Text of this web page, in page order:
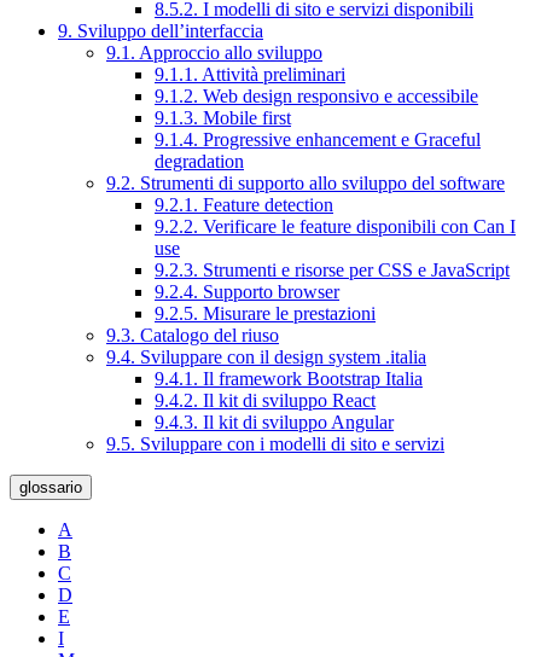
8.5.2. I modelli di sito e servizi disponibili
9. Sviluppo dell’interfaccia
9.1. Approccio allo sviluppo
9.1.1. Attività preliminari
9.1.2. Web design responsivo e accessibile
9.1.3. Mobile first
9.1.4. Progressive enhancement e Graceful
degradation
9.2. Strumenti di supporto allo sviluppo del software
9.2.1. Feature detection
9.2.2. Verificare le feature disponibili con Can I
use
9.2.3. Strumenti e risorse per CSS e JavaScript
9.2.4. Supporto browser
9.2.5. Misurare le prestazioni
9.3. Catalogo del riuso
9.4. Sviluppare con il design system .italia
9.4.1. Il framework Bootstrap Italia
9.4.2. Il kit di sviluppo React
9.4.3. Il kit di sviluppo Angular
9.5. Sviluppare con i modelli di sito e servizi
glossario
A
B
C
D
E
I